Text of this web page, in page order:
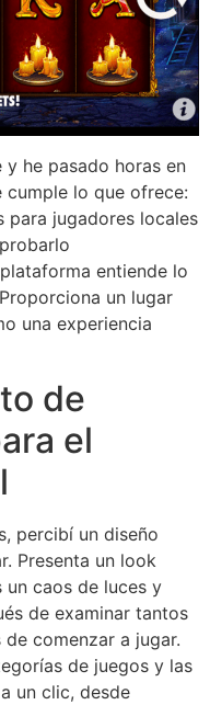
he pasado horas en
cumple lo que ofrece:
para jugadores locales
entiende lo
un lugar
una experiencia
de
el
percibí un diseño
Presenta un look
caos de luces y
de examinar tantos
comenzar a jugar.
de juegos y las
un clic, desde